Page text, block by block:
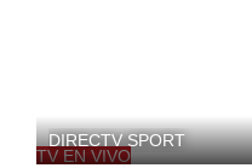
DIRECTV SPORT
TV EN VIVO